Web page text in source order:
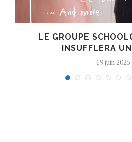
LE GROUPE
INSUFFLERA
19 juin 2025